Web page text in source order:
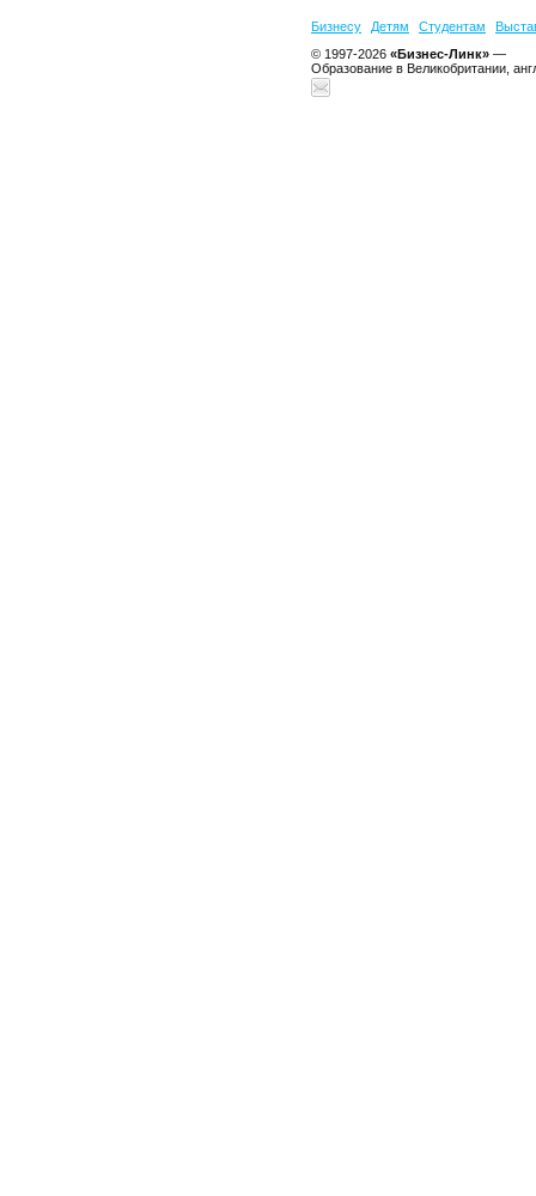
Бизнесу Детям Студентам
© 1997-2026 «Бизнес-Линк» —
Образование в Великобритании,